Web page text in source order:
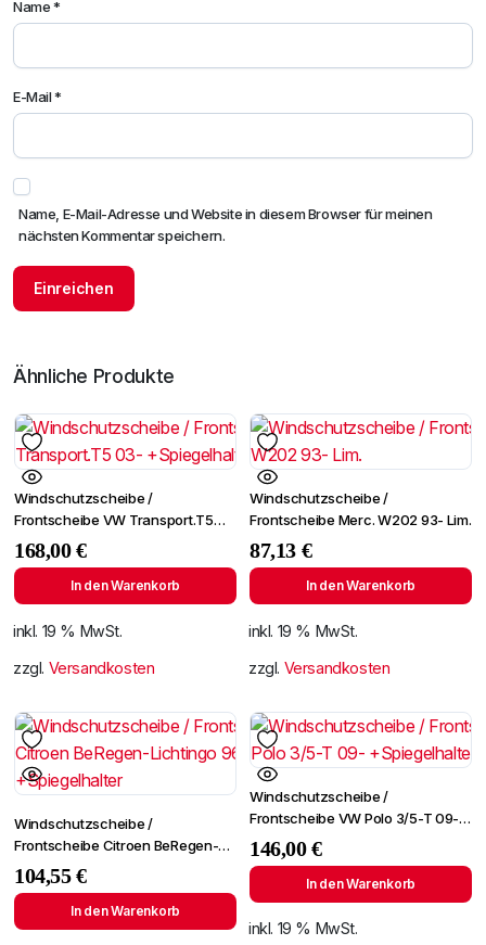
Name*
E-Mail*
Name, E-Mail-Adresse und Website in diesem Browser für meinen
nächsten Kommentar speichern.
Ähnliche Produkte
Windschutzscheibe /
Frontscheibe VW Transport.T5
03- +Spiegelhalter
168,00€
In den Warenkorb
inkl. 19 % MwSt.
zzgl. Versandkosten
Windschutzscheibe /
Frontscheibe Merc. W202 93- Lim.
87,13 €
In den Warenkorb
inkl. 19 % MwSt.
zzgl. Versandkosten
Windschutzscheibe /
Frontscheibe Citroen BeRegen-
Lichtingo 96- +Spiegelhalter
104,55€
In den Warenkorb
Windschutzscheibe /
Frontscheibe VW Polo 3/5-T 09-
+Spiegelhalter
146,00€
In den Warenkorb
inkl. 19 % MwSt.